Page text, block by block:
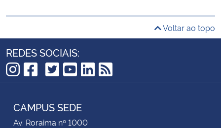
Voltar ao topo
REDES SOCIAIS:
Instagram
Facebook
TikTok
Twitter
YouTube
LinkedIn
RSS
CAMPUS SEDE
Av. Roraima nº 1000